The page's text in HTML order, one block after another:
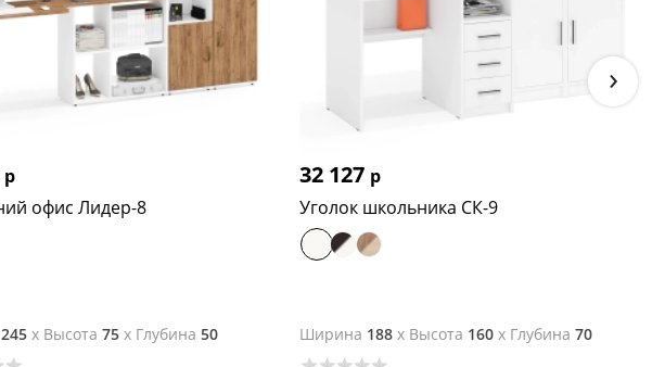
р
офис Лидер-8
245 x Высота 75 x Глубина 50
32 127 р
Уголок школьника СК-9
Ширина 188 x Высота 160 x Глубина 70
›